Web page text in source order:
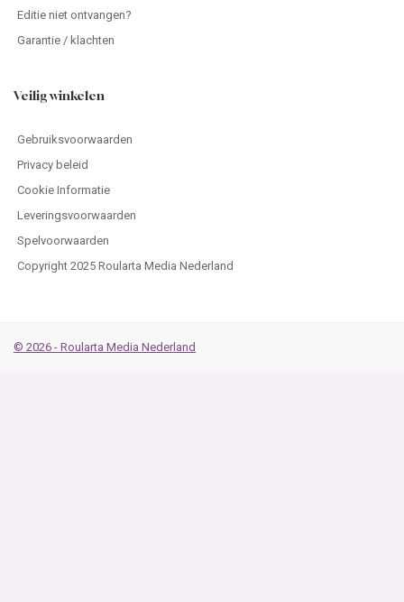
Editie niet ontvangen?
Garantie / klachten
Veilig winkelen
Gebruiksvoorwaarden
Privacy beleid
Cookie Informatie
Leveringsvoorwaarden
Spelvoorwaarden
Copyright 2025 Roularta Media Nederland
© 2026 - Roularta Media Nederland